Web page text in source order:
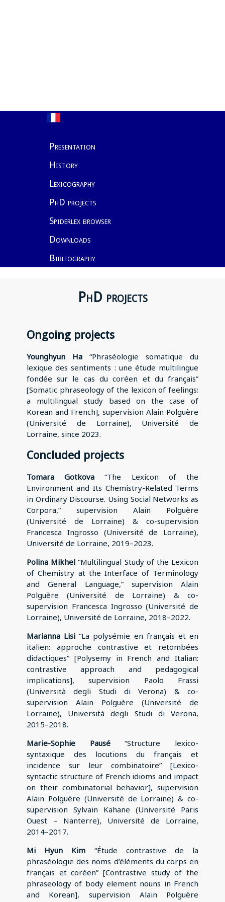
Presentation
History
Lexicography
PhD projects
Spiderlex browser
Downloads
Bibliography
PhD projects
Ongoing projects
Younghyun Ha“Phraséologie somatique du
lexique des sentiments : une étude multilingue
fondée sur le cas du coréen et du français”
[Somatic phraseology of the lexicon of feelings:
a multilingual study based on the case of
Korean and French], supervision Alain Polguère
(Université de Lorraine), Université de
Lorraine, since 2023.
Concluded projects
Tomara Gotkova “The Lexicon of the
Environment and Its Chemistry-Related Terms
in Ordinary Discourse. Using Social Networks as
Corpora,” supervision Alain Polguère
(Université de Lorraine) & co-supervision
Francesca Ingrosso (Université de Lorraine),
Université de Lorraine, 2019–2023.
Polina Mikhel “Multilingual Study of the Lexicon
of Chemistry at the Interface of Terminology
and General Language,” supervision Alain
Polguère (Université de Lorraine) & co-
supervision Francesca Ingrosso (Université de
Lorraine), Université de Lorraine, 2018–2022.
Marianna Lisi “La polysémie en français et en
italien: approche contrastive et retombées
didactiques” [Polysemy in French and Italian:
contrastive approach and pedagogical
implications], supervision Paolo Frassi
(Università degli Studi di Verona) & co-
supervision Alain Polguère (Université de
Lorraine), Università degli Studi di Verona,
2015–2018.
Marie-Sophie Pausé“Structure lexico-
syntaxique des locutions du français et
incidence sur leur combinatoire” [Lexico-
syntactic structure of French idioms and impact
on their combinatorial behavior], supervision
Alain Polguère (Université de Lorraine) & co-
supervision Sylvain Kahane (Université Paris
Ouest – Nanterre), Université de Lorraine,
2014–2017.
Mi Hyun Kim “Étude contrastive de la
phraséologie des noms d’éléments du corps en
français et coréen” [Contrastive study of the
phraseology of body element nouns in French
and Korean], supervision Alain Polguère